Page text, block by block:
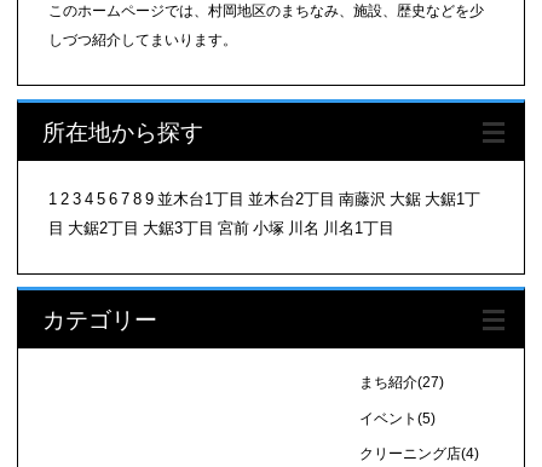
このホームページでは、村岡地区のまちなみ、施設、歴史などを少
しづつ紹介してまいります。
所在地から探す
1 2 3 4 5 6 7 8 9 並木台1丁目 並木台2丁目 南藤沢 大鋸 大鋸1丁
目 大鋸2丁目 大鋸3丁目 宮前 小塚 川名 川名1丁目
カテゴリー
まち紹介(27)
イベント(5)
クリーニング店(4)